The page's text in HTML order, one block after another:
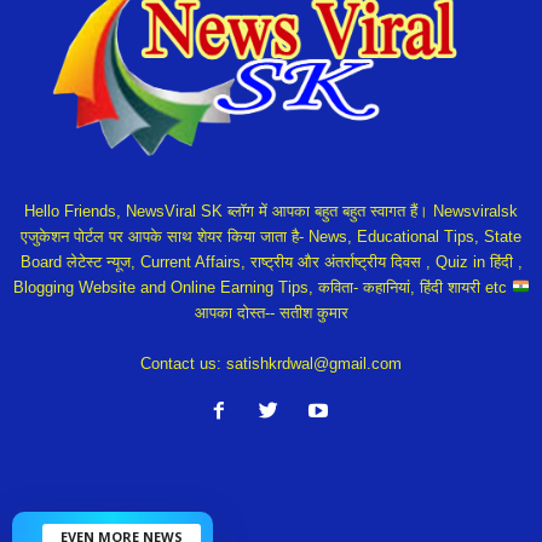
Hello Friends, NewsViral SK ब्लॉग में आपका बहुत बहुत स्वागत हैं। Newsviralsk
एजुकेशन पोर्टल पर आपके साथ शेयर किया जाता है- News, Educational Tips, State
Board लेटेस्ट न्यूज, Current Affairs, राष्ट्रीय और अंतर्राष्ट्रीय दिवस , Quiz in हिंदी ,
Blogging Website and Online Earning Tips, कविता- कहानियां, हिंदी शायरी etc
आपका दोस्त-- सतीश कुमार
Contact us: satishkrdwal@gmail.com
EVEN MORE NEWS